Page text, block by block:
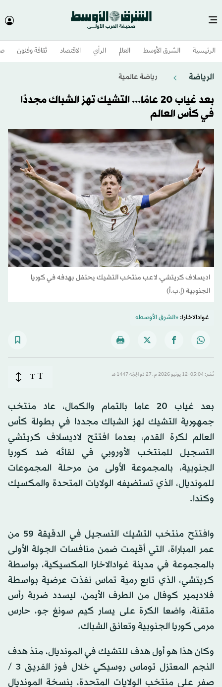
الرئيسية الشرق الأوسط​ العالم الرأي الاقتصاد ثقافة وفنون
الرياضة رياضة عالمية
بعد غياب 20 عامًا... التشيك تهز الشباك مجددًا
في كأس العالم
اديسلاف كريتشي، لاعب منتخب التشيك يحتفل بهدفه في كوريا
الجنوبية (إ.ب.أ)
غوادالاخارا:«الشرق الأوسط»
نُشر: 05:04-12 يونيو 2026 م ـ 27 ذو الحِجّة 1447 هـ T
T
بعد غياب 20 عاما بالتمام والكمال، عاد منتخب
جمهورية التشيك لهز الشباك مجددا في بطولة كأس
العالم لكرة القدم، بعدما افتتح لاديسلاف كريتشي
التسجيل للمنتخب الأوروبي في لقائه ضد كوريا
الجنوبية، بالمجموعة الأولى من مرحلة المجموعات
للمونديال، الذي تستضيفه الولايات المتحدة والمكسيك
وكندا.
وافتتح منتخب التشيك التسجيل في الدقيقة 59 من
عمر المباراة، التي أقيمت ضمن منافسات الجولة الأولى
بالمجموعة في مدينة غوادالاخارا المكسيكية، بواسطة
كريتشي، الذي تابع رمية تماس نفذت عرضية بواسطة
فلاديمير كوفال من الطرف الأيمن، ليسدد ضربة رأس
متقنة، واضعا الكرة على يسار كيم سونغ جو، حارس
مرمى كوريا الجنوبية وتعانق الشباك.
وكان هذا هو أول هدف للتشيك في المونديال، منذ هدف
النجم المعتزل توماس روسيكي خلال فوز الفريق 3 /
صفر على منتخب الولايات المتحدة، بنسخة المونديال